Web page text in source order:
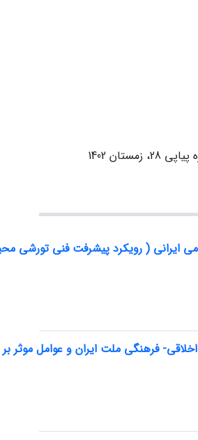
ایرانی ( رویکرد پیشرفت فنی تورشی
فرهنگی ملت ایران و عوامل موثر